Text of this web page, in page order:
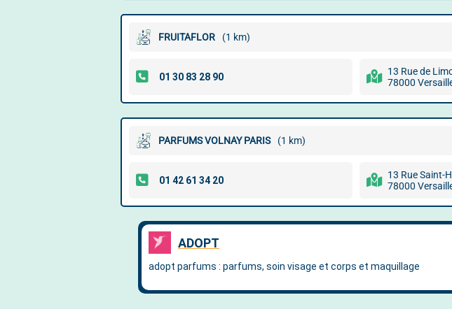
FRUITAFLOR (1 km)
13 Rue de
78000
PARFUMS VOLNAY PARIS (1 km)
13 Rue Saint-
78000